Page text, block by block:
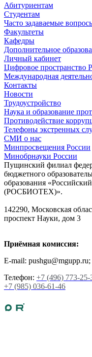
Абитуриентам
Студентам
Часто задаваемые
Факультеты
Кафедры
Дополнительное
Личный кабинет
Цифровое
Международная
Контакты
Новости
Трудоустройство
Наука и образование
Противодействие
Телефоны экстренных
СМИ о нас
Минпросвещения России
Минобрнауки России
Пущинский филиал
бюджетного
образования
(РОСБИОТЕХ)».
142290, Московская
проспект Науки, дом 3
Приёмная комиссия:
E-mail:
Телефон: +7 (496) 773-25-
+7 (985) 036-61-46